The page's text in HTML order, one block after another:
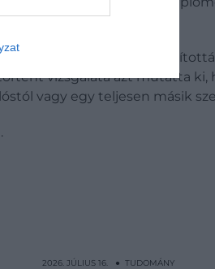
maradványait Bariba
vizsgálata azt mutatta ki,
vagy egy teljesen másik
2026. JÚLIUS 16. ● TUDOMÁNY